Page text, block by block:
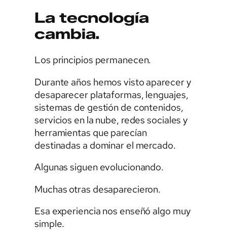
La tecnología
cambia.
Los principios permanecen.
Durante años hemos visto aparecer y
desaparecer plataformas, lenguajes,
sistemas de gestión de contenidos,
servicios en la nube, redes sociales y
herramientas que parecían
destinadas a dominar el mercado.
Algunas siguen evolucionando.
Muchas otras desaparecieron.
Esa experiencia nos enseñó algo muy
simple.